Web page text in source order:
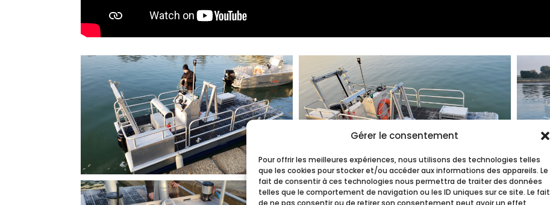
Gérer le consentement
Pour offrir les meilleures expériences, nous utilisons des technologies telles
que les cookies pour stocker et/ou accéder aux informations des appareils. Le
fait de consentir à ces technologies nous permettra de traiter des données
telles que le comportement de navigation ou les ID uniques sur ce site. Le fait
de ne pas consentir ou de retirer son consentement peut avoir un effet